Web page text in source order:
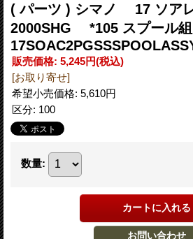
( パーツ ) シマノ 17 ソア
2000SHG *105 スプール組
販売価格: 5,245円(税込)
[お取り寄せ]
希望小売価格: 5,610円
区分: 100
数量: